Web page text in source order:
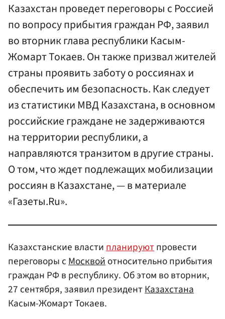
Казахстан проведет переговоры с Россией
по вопросу прибытия граждан РФ, заявил
во вторник глава республики Касым-
Жомарт Токаев. Он также призвал жителей
страны проявить заботу о россиянах и
обеспечить им безопасность. Как следует
из статистики МВД Казахстана, в основном
российские граждане не задерживаются
на территории республики, а
направляются транзитом в другие страны.
О том, что ждет подлежащих мобилизации
россиян в Казахстане, — в материале
«Газеты.Ru».
Казахстанские власти планируютпровести
переговоры с Москвой относительно прибытия
граждан РФ в республику. Об этом во вторник,
27 сентября, заявил президентКазахстана
Касым-Жомарт Токаев.